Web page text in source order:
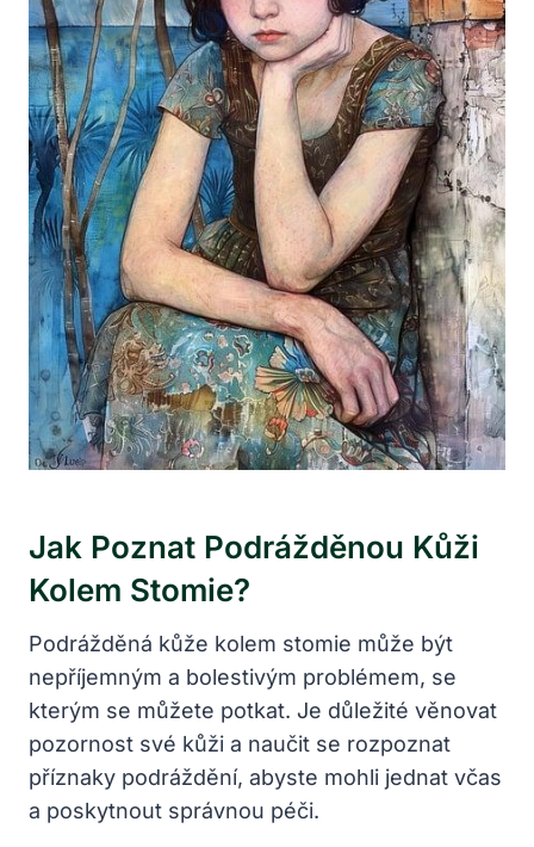
Jak Poznat Podrážděnou Kůži
Kolem Stomie?
Podrážděná kůže kolem stomie může být
nepříjemným a bolestivým problémem, se
kterým se můžete potkat. Je důležité věnovat
pozornost své kůži a naučit se rozpoznat
příznaky podráždění, abyste mohli jednat včas
a poskytnout správnou péči.